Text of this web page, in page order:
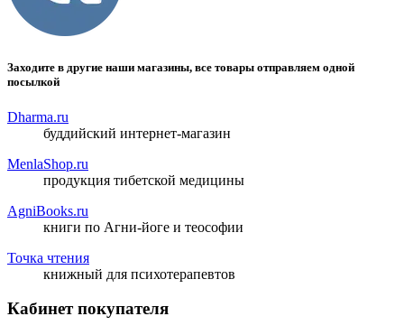
Заходите в другие наши магазины, все товары отправляем одной
посылкой
Dharma.ru
буддийский интернет-магазин
MenlaShop.ru
продукция тибетской медицины
AgniBooks.ru
книги по Агни-йоге и теософии
Точка чтения
книжный для психотерапевтов
Кабинет покупателя